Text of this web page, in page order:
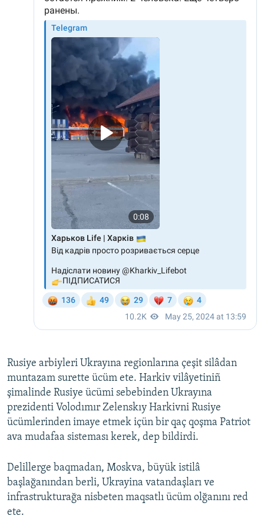
Rusiye arbiyleri Ukrayına regionlarına çeşit silâdan
muntazam surette ücüm ete. Harkiv vilâyetiniñ
şimalinde Rusiye ücümi sebebinden Ukrayına
prezidenti Volodımır Zelenskıy Harkivni Rusiye
ücümlerinden imaye etmek içün bir qaç qoşma Patriot
ava mudafaa sisteması kerek, dep bildirdi.
Delillerge baqmadan, Moskva, büyük istilâ
başlağanından berli, Ukrayina vatandaşları ve
infrastrukturağa nisbeten maqsatlı ücüm olğanını red
ete.